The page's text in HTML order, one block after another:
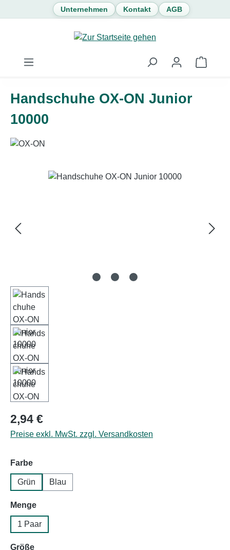
Zum Hauptinhalt springen
Unternehmen Kontakt AGB
Handschuhe OX-ON Junior
10000
Bildergalerie überspringen
Regulärer Preis:
2,94 €
Preise exkl. MwSt. zzgl. Versandkosten
Farbeauswählen
Grün Blau
Mengeauswählen
1 Paar
Größeauswählen